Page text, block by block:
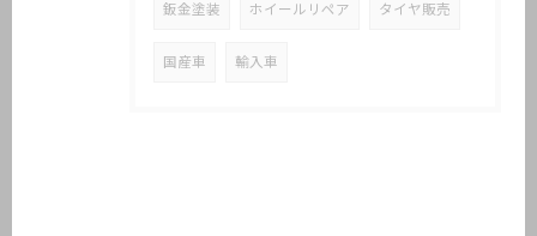
鈑金塗装 ホイールリペア タイヤ販売
国産車 輸入車